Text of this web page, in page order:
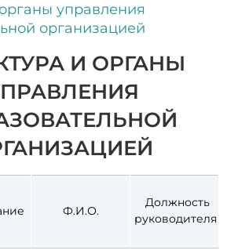
управления
организацией
И ОРГАНЫ
Ф.И.О.
Должность
руководителя